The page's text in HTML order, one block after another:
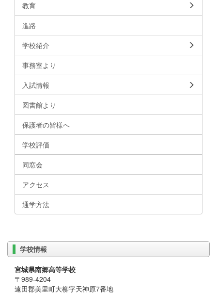
教育
進路
学校紹介
事務室より
入試情報
図書館より
保護者の皆様へ
学校評価
同窓会
アクセス
通学方法
学校情報
宮城県南郷高等学校
〒989-4204
遠田郡美里町大柳字天神原7番地